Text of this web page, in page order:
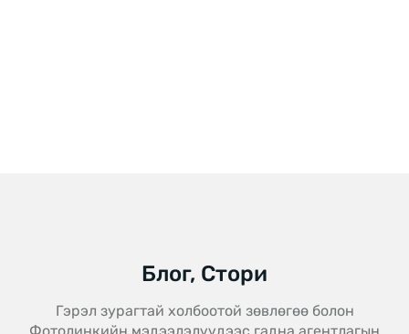
Блог, Стори
Гэрэл зурагтай холбоотой зөвлөгөө болон